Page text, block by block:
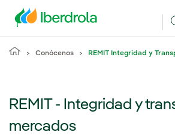
Conócenos REMIT Integridad y
REMIT - Integridad y
mercados